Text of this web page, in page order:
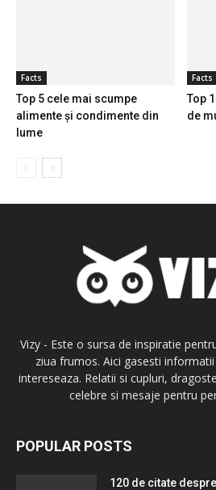
Facts
Top 5 cele mai scumpe
alimente și condimente din
lume
Facts
Top
de
Vizy - Este o sursa de inspiratie
ziua frumos. Aici gasesti
intereseaza. Relatii si cupluri,
celebre si mesaje pentru
POPULAR POSTS
120 de citate